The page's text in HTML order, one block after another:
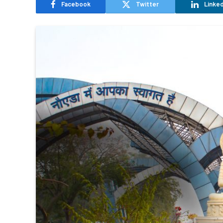
Facebook Twitter